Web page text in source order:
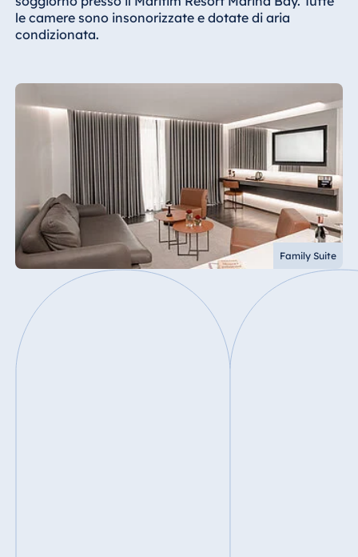
le camere sono insonorizzate e dotate di aria
condizionata.
Family Suite